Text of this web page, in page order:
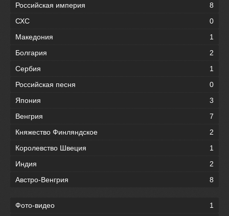
Российская империя
8
СХС
0
Македония
1
Болгария
2
Сербия
1
Российская песня
0
Япония
3
Венгрия
7
Княжество Финляндское
2
Королевство Швеция
1
Индия
2
Австро-Венгрия
8
Фото-видео
1